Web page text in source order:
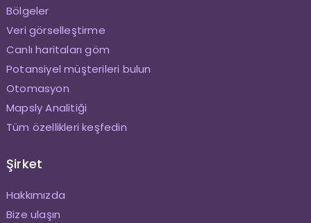
Bölgeler
Veri görselleştirme
Canlı haritaları göm
Potansiyel müşterileri bulun
Otomasyon
Mapsly Analitiği
Tüm özellikleri keşfedin
Şirket
Hakkımızda
Bize ulaşın